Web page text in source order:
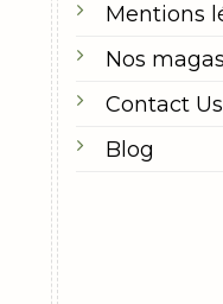
Mentions
Nos
Contact Us
Blog